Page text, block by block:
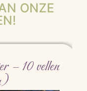
ONZE
– 10 vellen